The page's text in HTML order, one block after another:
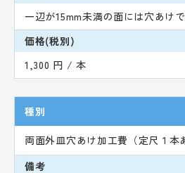
一辺が15mm未満の面には穴あけ
価格(税別)
1,300 円 / 本
種別
両面外皿穴あけ加工費（定尺１本
備考